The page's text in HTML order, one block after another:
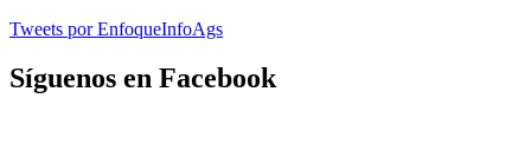
Tweets por EnfoqueInfoAgs
Síguenos en Facebook